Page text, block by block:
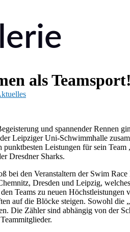
als
und spannender Rennen
Leipziger Uni-Schwimmhalle
punktbesten Leistungen für sein
Dresdner Sharks.
bei den Veranstaltern der Swim
Dresden und Leipzig,
Teams zu neuen
auf die Blöcke steigen. Sowohl die
Die Zähler sind abhängig von der